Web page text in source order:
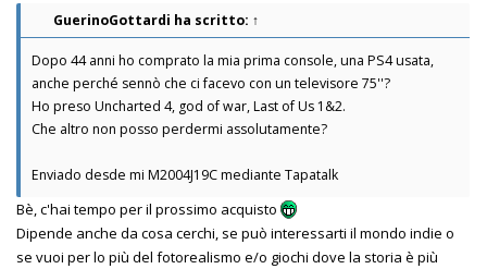
GuerinoGottardi ha scritto: ↑
Dopo 44 anni ho comprato la mia prima console, una PS4 usata,
anche perché sennò che ci facevo con un televisore 75''?
Ho preso Uncharted 4, god of war, Last of Us 1&2.
Che altro non posso perdermi assolutamente?
Enviado desde mi M2004J19C mediante Tapatalk
Bè, c'hai tempo per il prossimo acquisto
Dipende anche da cosa cerchi, se può interessarti il mondo indie o
se vuoi per lo più del fotorealismo e/o giochi dove la storia è più